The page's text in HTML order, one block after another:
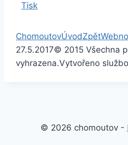
Tisk
ChomoutovÚvodZpět
27.5.2017© 2015 Všechna
vyhrazena.Vytvořeno
© 2026 chomoutov -